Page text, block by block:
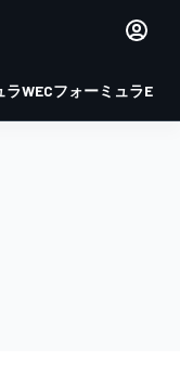
ラWECフォーミュラE